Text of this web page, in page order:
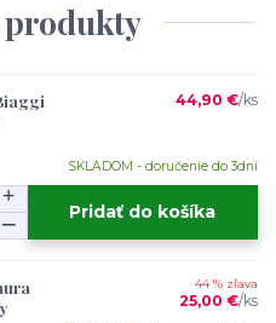
produkty
44,90 €/ks
SKLADOM - doručenie do 3dní
Pridať do košíka
44 % zľava
25,00 €/ks